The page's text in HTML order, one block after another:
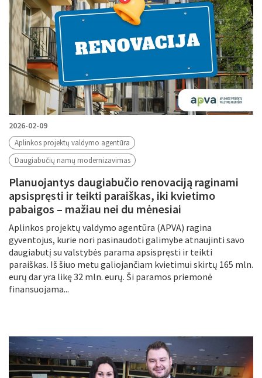
2026-02-09
Aplinkos projektų valdymo agentūra
Daugiabučių namų modernizavimas
Planuojantys daugiabučio renovaciją raginami
apsispręsti ir teikti paraiškas, iki kvietimo
pabaigos – mažiau nei du mėnesiai
Aplinkos projektų valdymo agentūra (APVA) ragina
gyventojus, kurie nori pasinaudoti galimybe atnaujinti savo
daugiabutį su valstybės parama apsispręsti ir teikti
paraiškas. Iš šiuo metu galiojančiam kvietimui skirtų 165 mln.
eurų dar yra likę 32 mln. eurų. Ši paramos priemonė
finansuojama...